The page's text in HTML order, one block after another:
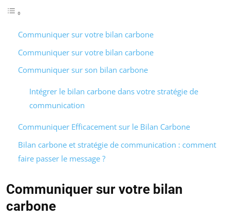
Communiquer sur votre bilan carbone
Communiquer sur votre bilan carbone
Communiquer sur son bilan carbone
Intégrer le bilan carbone dans votre stratégie de
communication
Communiquer Efficacement sur le Bilan Carbone
Bilan carbone et stratégie de communication : comment
faire passer le message ?
Communiquer sur votre bilan
carbone